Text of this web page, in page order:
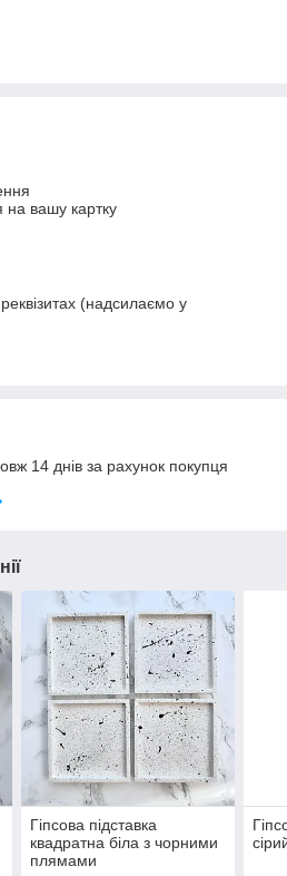
на вашу картку
(надсилаємо у
14 днів за рахунок покупця
Гіпсова підставка
квадратна біла з чорними
плямами